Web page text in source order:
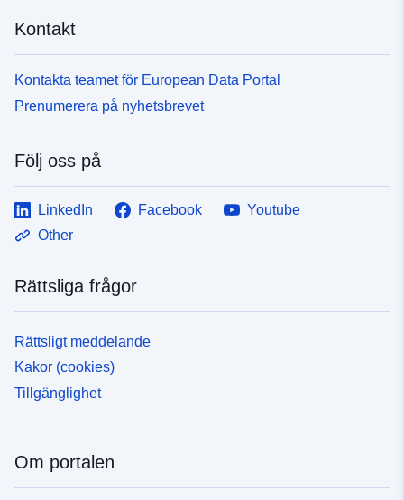
Kontakt
Kontakta teamet för European Data Portal
Prenumerera på nyhetsbrevet
Följ oss på
LinkedIn Facebook
Youtube
Other
Rättsliga frågor
Rättsligt meddelande
Kakor (cookies)
Tillgänglighet
Om portalen